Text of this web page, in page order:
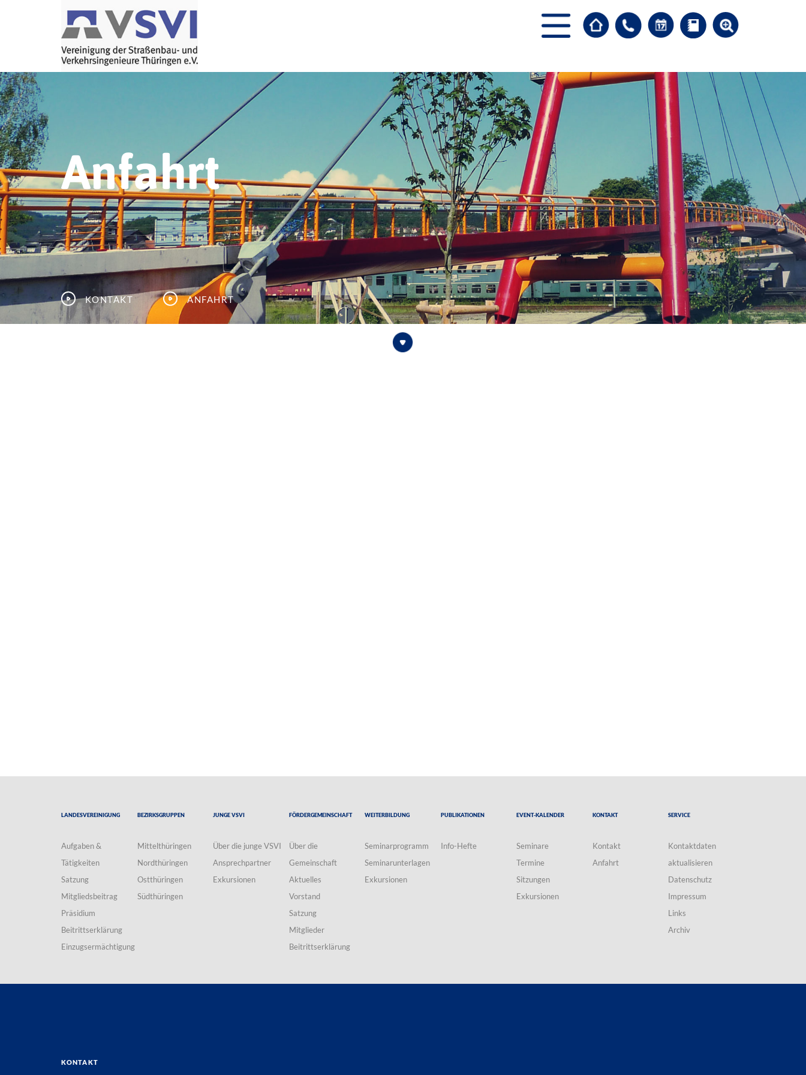
Anfahrt
Kontakt Anfahrt
Landesvereinigung
Aufgaben &
Tätigkeiten
Satzung
Mitgliedsbeitrag
Präsidium
Beitrittserklärung
Einzugsermächtigung
Bezirksgruppen
Mittelthüringen
Nordthüringen
Ostthüringen
Südthüringen
Junge VSVI
Über die junge VSVI
Ansprechpartner
Exkursionen
Fördergemeinschaft
Über die
Gemeinschaft
Aktuelles
Vorstand
Satzung
Mitglieder
Beitrittserklärung
Weiterbildung
Seminarprogramm
Seminarunterlagen
Exkursionen
Publikationen
Info-Hefte
Event-Kalender
Seminare
Termine
Sitzungen
Exkursionen
Kontakt
Kontakt
Anfahrt
Service
Kontaktdaten
aktualisieren
Datenschutz
Impressum
Links
Archiv
Kontakt